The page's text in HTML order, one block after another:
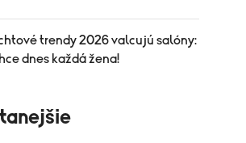
trendy 2026 valcujú salóny:
dnes každá žena!